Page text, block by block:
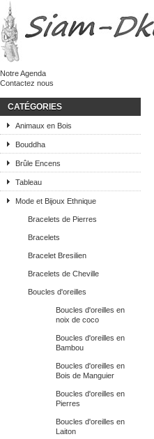
Notre Agenda
Contactez nous
CATÉGORIES
Animaux en Bois
Bouddha
Brûle Encens
Tableau
Mode et Bijoux Ethnique
Bracelets de Pierres
Bracelets
Bracelet Bresilien
Bracelets de Cheville
Boucles d'oreilles
Boucles d'oreilles en
noix de coco
Boucles d'oreilles en
Bambou
Boucles d'oreilles en
Bois de Manguier
Boucles d'oreilles en
Pierres
Boucles d'oreilles en
Laiton